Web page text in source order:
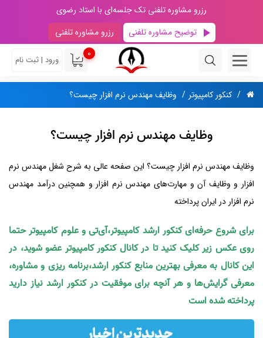
رزرو مشاوره تلفنی تک جلسه‌ای با استاد رضوی
توضیح مشاوره تلفنی
رزرو مشاوره تلفنی
0
ورود | ثبت نام
کنکور کامپیوتر وظایف مهندس نرم افزار چیست؟
وظایف مهندس نرم افزار چیست؟
وظایف مهندس نرم افزار چیست؟ این صفحه عالی به شرح شغل مهندس نرم
افزار و وظایف آن و مهارت‌های مهندس نرم افزار و همچنین درآمد مهندس
نرم افزار در ایران پرداخته
برای شروع حرفه‌ای کنکور ارشد کامپیوتر،آی‌تی و علوم کامپیوتر حتما
روی عکس زیر کلیک کنید تا در کانال کنکور کامپیوتر عضو شوید، در
این کانال به معرفی بهترین منابع کنکور ارشد،برنامه ریزی و مشاوره،
معرفی گرایش‌ها و هر آنچه برای موفقیت در کنکور ارشد نیاز دارید
پرداخته شده است